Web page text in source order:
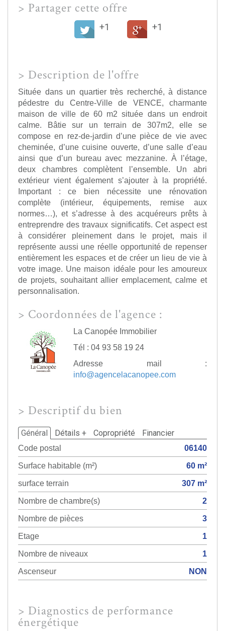
> Partager cette offre
+1 +1
> Description de l'offre
Située dans un quartier très recherché, à distance
pédestre du Centre-Ville de VENCE, charmante
maison de ville de 60 m2 située dans un endroit
calme. Bâtie sur un terrain de 307m2, elle se
compose en rez-de-jardin d’une pièce de vie avec
cheminée, d’une cuisine ouverte, d’une salle d’eau
ainsi que d’un bureau avec mezzanine. À l’étage,
deux chambres complètent l’ensemble. Un abri
extérieur vient également s’ajouter à la propriété.
Important : ce bien nécessite une rénovation
complète (intérieur, équipements, remise aux
normes…), et s’adresse à des acquéreurs prêts à
entreprendre des travaux significatifs. Cet aspect est
à considérer pleinement dans le projet, mais il
représente aussi une réelle opportunité de repenser
entièrement les espaces et de créer un lieu de vie à
votre image. Une maison idéale pour les amoureux
de projets, souhaitant allier emplacement, calme et
personnalisation.
> Coordonnées de l'agence :
La Canopée Immobilier
Tél : 04 93 58 19 24
Adresse mail :
info@agencelacanopee.com
> Descriptif du bien
Général Détails + Copropriété Financier
Code postal
06140
Surface habitable (m²)
60 m²
surface terrain
307 m²
Nombre de chambre(s)
2
Nombre de pièces
3
Etage
1
Nombre de niveaux
1
Ascenseur
NON
> Diagnostics de performance
énergétique